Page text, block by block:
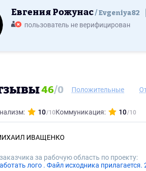
Евгения Рожунас Evgeniya82
пользователь не верифицирован
46/0 Положительные
10 Коммуникация: 10
МИХАИЛ ИВАЩЕНКО
за рабочую область по проекту: